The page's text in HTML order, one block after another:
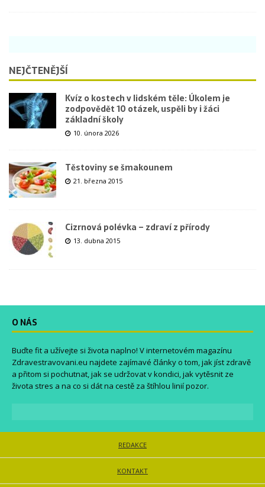
NEJČTENĚJŠÍ
Kvíz o kostech v lidském těle: Úkolem je
zodpovědět 10 otázek, uspěli by i žáci
základní školy
10. února 2026
Těstoviny se šmakounem
21. března 2015
Cizrnová polévka – zdraví z přírody
13. dubna 2015
O NÁS
Buďte fit a užívejte si života naplno! V internetovém magazínu
Zdravestravovani.eu najdete zajímavé články o tom, jak jíst zdravě
a přitom si pochutnat, jak se udržovat v kondici, jak vytěsnit ze
života stres a na co si dát na cestě za štíhlou linií pozor.
REDAKCE
KONTAKT